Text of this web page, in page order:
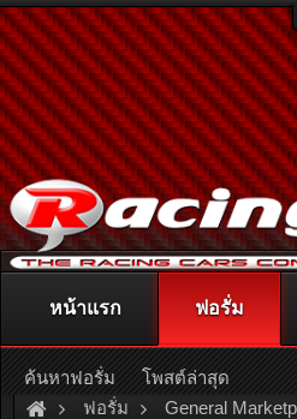
ติดต่อลงโฆษณา
หรืออ่านรายละเอียด
ฟอรั่ม General
หน้าแรก ฟอรั่ม
ค้นหาฟอรั่ม โพสต์ล่าสุด